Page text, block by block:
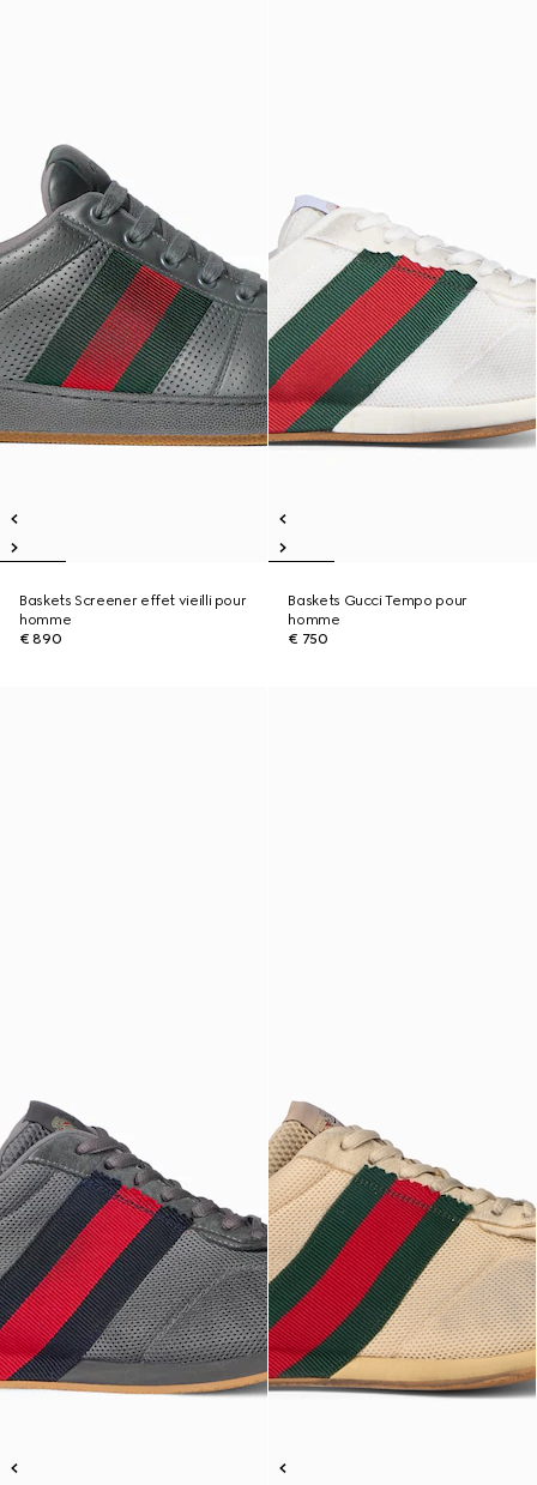
Baskets Screener effet vieilli pour
homme
€ 890
Baskets Gucci Tempo pour
homme
€ 750